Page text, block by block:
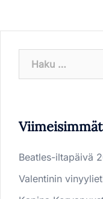
Beatles-iltapäivä
Valentinin